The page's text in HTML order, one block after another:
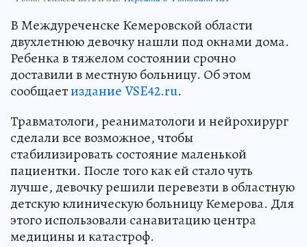
В Междуреченске Кемеровской области
двухлетнюю девочку нашли под окнами дома.
Ребенка в тяжелом состоянии срочно
доставили в местную больницу. Об этом
сообщаетиздание VSE42.ru.
Травматологи, реаниматологи и нейрохирург
сделали все возможное, чтобы
стабилизировать состояние маленькой
пациентки. После того как ей стало чуть
лучше, девочку решили перевезти в областную
детскую клиническую больницу Кемерова. Для
этого использовали санавитацию центра
медицины и катастроф.